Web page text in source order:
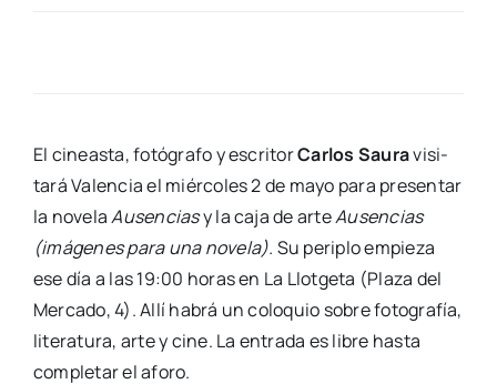
El cineas­ta, fotó­gra­fo y escri­torCar­los Sau­ravisi­
ta­rá Valen­cia el miér­co­les 2 de mayo para pre­sen­tar
la nove­laAusen­ciasy la caja de arteAusen­cias
(imá­ge­nes para una nove­la). Su peri­plo empie­za
ese día a las 19:00 horas en La Llot­ge­ta (Pla­za del
Mer­ca­do, 4). Allí habrá un colo­quio sobre foto­gra­fía,
lite­ra­tu­ra, arte y cine. La entra­da es libre has­ta
com­ple­tar el afo­ro.